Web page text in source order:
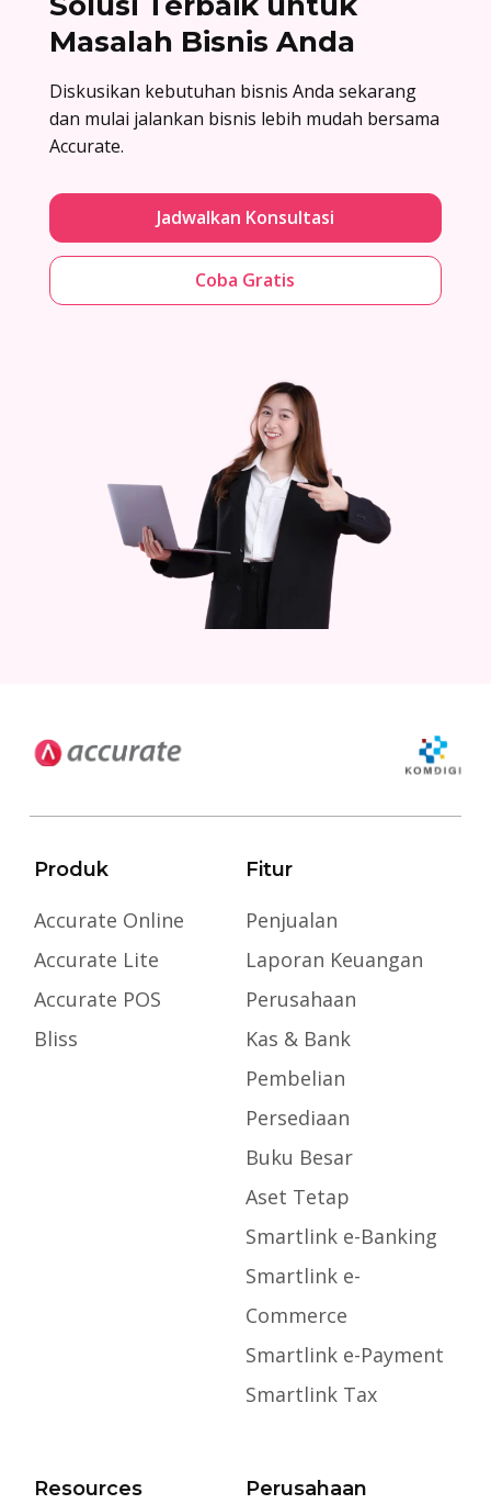
Masalah Bisnis Anda
Diskusikan kebutuhan bisnis Anda sekarang
dan mulai jalankan bisnis lebih mudah bersama
Accurate.
Jadwalkan Konsultasi
Coba Gratis
Produk
Accurate Online
Accurate Lite
Accurate POS
Bliss
Fitur
Penjualan
Laporan Keuangan
Perusahaan
Kas & Bank
Pembelian
Persediaan
Buku Besar
Aset Tetap
Smartlink e-Banking
Smartlink e-
Commerce
Smartlink e-Payment
Smartlink Tax
Resources Perusahaan